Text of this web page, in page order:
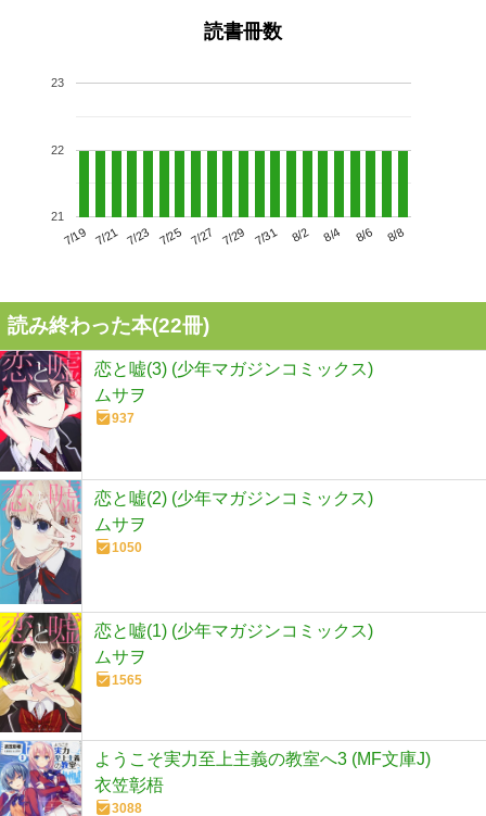
読書冊数
7/19 7/21 7/23 7/25 7/27 7/29 7/31 8/2 8/4 8/6 8/8
21
22
23
読み終わった本(22冊)
恋と嘘(3) (少年マガジンコミックス)
ムサヲ
937
恋と嘘(2) (少年マガジンコミックス)
ムサヲ
1050
恋と嘘(1) (少年マガジンコミックス)
ムサヲ
1565
ようこそ実力至上主義の教室へ3 (MF文庫J)
衣笠彰梧
3088